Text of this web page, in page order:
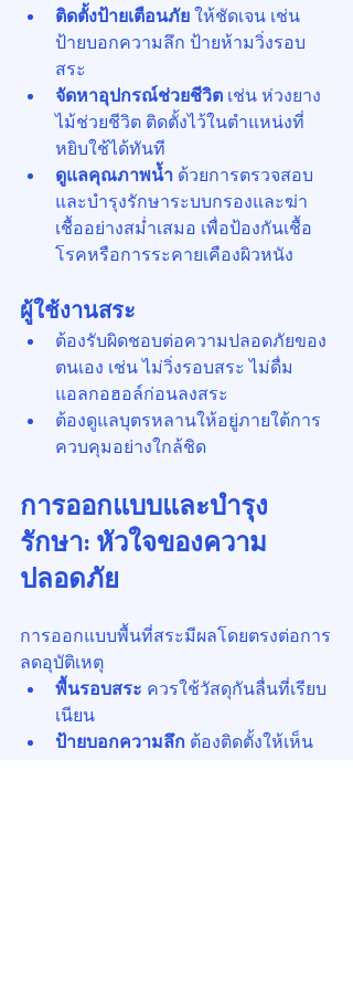
ติดตั้งป้ายเตือนภัย ให้ชัดเจน เช่น
ป้ายบอกความลึก ป้ายห้ามวิ่งรอบ
สระ
จัดหาอุปกรณ์ช่วยชีวิต เช่น ห่วงยาง
ไม้ช่วยชีวิต ติดตั้งไว้ในตำแหน่งที่
หยิบใช้ได้ทันที
ดูแลคุณภาพน้ำ ด้วยการตรวจสอบ
และบำรุงรักษาระบบกรองและฆ่า
เชื้ออย่างสม่ำเสมอ เพื่อป้องกันเชื้อ
โรคหรือการระคายเคืองผิวหนัง
ผู้ใช้งานสระ
ต้องรับผิดชอบต่อความปลอดภัยของ
ตนเอง เช่น ไม่วิ่งรอบสระ ไม่ดื่ม
แอลกอฮอล์ก่อนลงสระ
ต้องดูแลบุตรหลานให้อยู่ภายใต้การ
ควบคุมอย่างใกล้ชิด
การออกแบบและบำรุง
รักษา: หัวใจของความ
ปลอดภัย
การออกแบบพื้นที่สระมีผลโดยตรงต่อการ
ลดอุบัติเหตุ
พื้นรอบสระ ควรใช้วัสดุกันลื่นที่เรียบ
เนียน
ป้ายบอกความลึก ต้องติดตั้งให้เห็น